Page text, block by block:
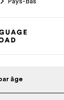
âge